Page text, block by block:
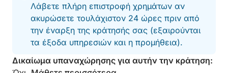
Λάβετε πλήρη επιστροφή χρημάτων αν
ακυρώσετε τουλάχιστον 24 ώρες πριν από
την έναρξη της κράτησής σας (εξαιρούνται
τα έξοδα υπηρεσιών και η προμήθεια).
Δικαίωμα υπαναχώρησης για αυτήν την κράτηση: